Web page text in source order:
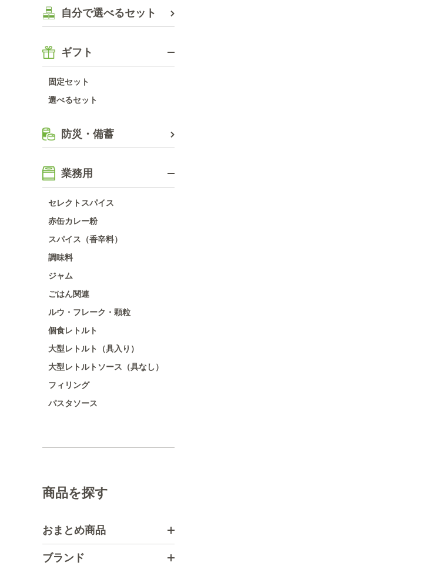
自分で選べるセット
ギフト
固定セット
選べるセット
防災・備蓄
業務用
セレクトスパイス
赤缶カレー粉
スパイス（香辛料）
調味料
ジャム
ごはん関連
ルウ・フレーク・顆粒
個食レトルト
大型レトルト（具入り）
大型レトルトソース（具なし）
フィリング
パスタソース
商品を探す
おまとめ商品
ブランド